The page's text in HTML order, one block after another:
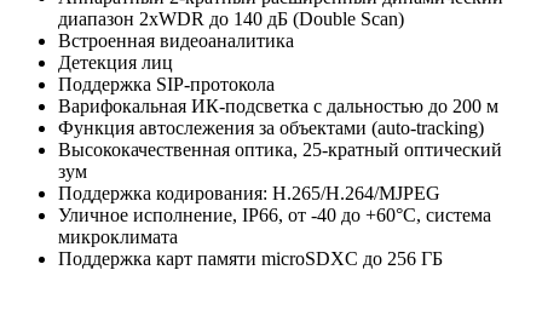
диапазон 2xWDR до 140 дБ (Double Scan)
Встроенная видеоаналитика
Детекция лиц
Поддержка SIP-протокола
Варифокальная ИК-подсветка с дальностью до 200 м
Функция автослежения за объектами (auto-tracking)
Высококачественная оптика, 25-кратный оптический
зум
Поддержка кодирования: H.265/H.264/MJPEG
Уличное исполнение, IP66, от -40 до +60°C, система
микроклимата
Поддержка карт памяти microSDXC до 256 ГБ